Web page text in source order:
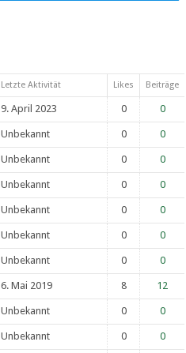
Letzte Aktivität Likes Beiträge
9. April 2023 0 0
Unbekannt 0 0
Unbekannt 0 0
Unbekannt 0 0
Unbekannt 0 0
Unbekannt 0 0
Unbekannt 0 0
6. Mai 2019 8 12
Unbekannt 0 0
Unbekannt 0 0